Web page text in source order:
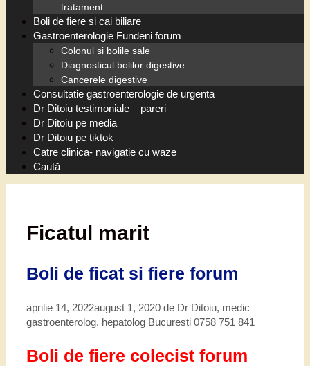
tratament
Boli de fiere si cai biliare
Gastroenterologie Fundeni forum
Colonul si bolile sale
Diagnosticul bolilor digestive
Cancerele digestive
Consultatie gastroenterologie de urgenta
Dr Ditoiu testimoniale – pareri
Dr Ditoiu pe media
Dr Ditoiu pe tiktok
Catre clinica- navigatie cu waze
Caută
Ficatul marit
Boli de ficat si fiere forum
aprilie 14, 2022august 1, 2020 de Dr Ditoiu, medic
gastroenterolog, hepatolog Bucuresti 0758 751 841
Boli de fiere colecist forum